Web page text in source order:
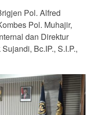
Pol. Alfred
Pol. Muhajir,
dan Direktur
Bc.IP., S.I.P.,